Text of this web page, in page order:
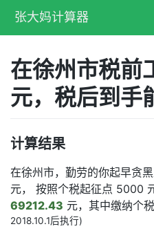
张大妈计算器
在徐州市税前
元，税后到手
计算结果
在徐州市，勤劳的你起早贪
元， 按照个税起征点 5000
69212.43 元，其中缴纳个税
2018.10.1后执行)